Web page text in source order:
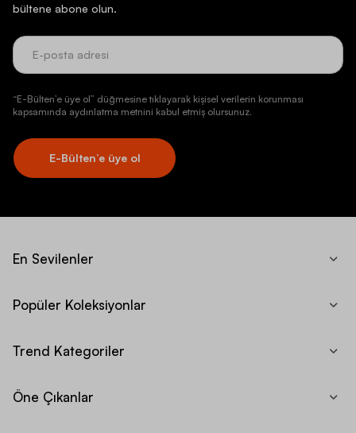
bültene abone olun.
“E-Bülten’e üye ol” düğmesine tıklayarak kişisel verilerin korunması
kapsamında aydınlatma metnini kabul etmiş olursunuz.
E-Bülten’e üye ol
En Sevilenler
Popüler Koleksiyonlar
Trend Kategoriler
Öne Çıkanlar